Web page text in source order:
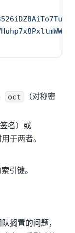
oct
（对称密
签名）或
于两者。
引键。
搁置的问题，